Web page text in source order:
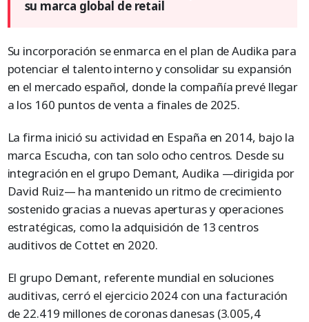
su marca global de retail
Su incorporación se enmarca en el plan de Audika para
potenciar el talento interno y consolidar su expansión
en el mercado español, donde la compañía prevé llegar
a los 160 puntos de venta a finales de 2025.
La firma inició su actividad en España en 2014, bajo la
marca Escucha, con tan solo ocho centros. Desde su
integración en el grupo Demant, Audika —dirigida por
David Ruiz— ha mantenido un ritmo de crecimiento
sostenido gracias a nuevas aperturas y operaciones
estratégicas, como la adquisición de 13 centros
auditivos de Cottet en 2020.
El grupo Demant, referente mundial en soluciones
auditivas, cerró el ejercicio 2024 con una facturación
de 22.419 millones de coronas danesas (3.005,4